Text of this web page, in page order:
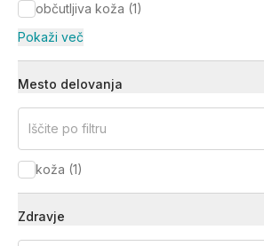
občutljiva koža (1)
Pokaži več
Mesto delovanja
Iščite po filtru
koža (1)
Zdravje